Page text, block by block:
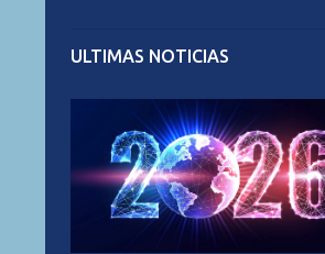
ULTIMAS NOTICIAS